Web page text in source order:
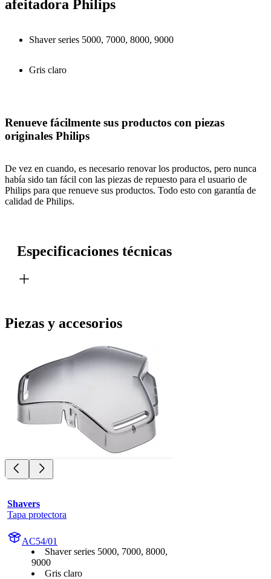
afeitadora Philips
Shaver series 5000, 7000, 8000, 9000
Gris claro
Renueve fácilmente sus productos con piezas
originales Philips
De vez en cuando, es necesario renovar los productos, pero nunca
había sido tan fácil con las piezas de repuesto para el usuario de
Philips para que renueve sus productos. Todo esto con garantía de
calidad de Philips.
Especificaciones técnicas
Piezas y accesorios
Shavers
Tapa protectora
AC54/01
Shaver series 5000, 7000, 8000,
9000
Gris claro